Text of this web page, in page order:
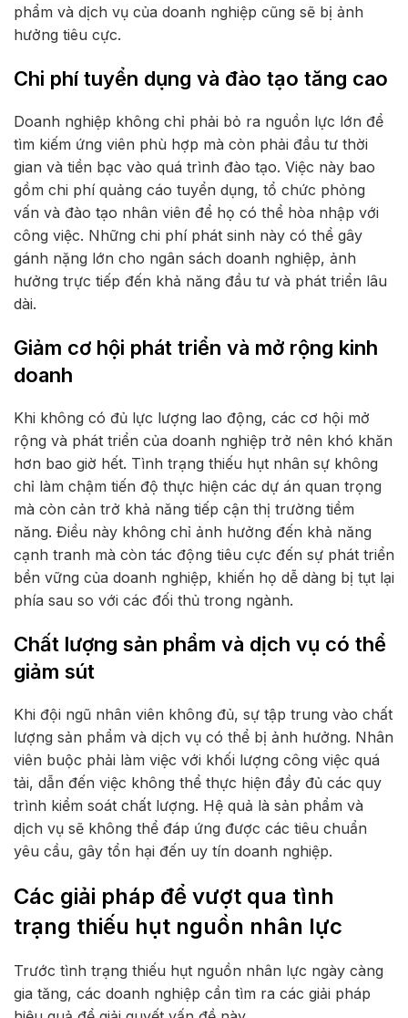
phẩm và dịch vụ của doanh nghiệp cũng sẽ bị ảnh
hưởng tiêu cực.
Chi phí tuyển dụng và đào tạo tăng cao
Doanh nghiệp không chỉ phải bỏ ra nguồn lực lớn để
tìm kiếm ứng viên phù hợp mà còn phải đầu tư thời
gian và tiền bạc vào quá trình đào tạo. Việc này bao
gồm chi phí quảng cáo tuyển dụng, tổ chức phỏng
vấn và đào tạo nhân viên để họ có thể hòa nhập với
công việc. Những chi phí phát sinh này có thể gây
gánh nặng lớn cho ngân sách doanh nghiệp, ảnh
hưởng trực tiếp đến khả năng đầu tư và phát triển lâu
dài.
Giảm cơ hội phát triển và mở rộng kinh
doanh
Khi không có đủ lực lượng lao động, các cơ hội mở
rộng và phát triển của doanh nghiệp trở nên khó khăn
hơn bao giờ hết. Tình trạng thiếu hụt nhân sự không
chỉ làm chậm tiến độ thực hiện các dự án quan trọng
mà còn cản trở khả năng tiếp cận thị trường tiềm
năng. Điều này không chỉ ảnh hưởng đến khả năng
cạnh tranh mà còn tác động tiêu cực đến sự phát triển
bền vững của doanh nghiệp, khiến họ dễ dàng bị tụt lại
phía sau so với các đối thủ trong ngành.
Chất lượng sản phẩm và dịch vụ có thể
giảm sút
Khi đội ngũ nhân viên không đủ, sự tập trung vào chất
lượng sản phẩm và dịch vụ có thể bị ảnh hưởng. Nhân
viên buộc phải làm việc với khối lượng công việc quá
tải, dẫn đến việc không thể thực hiện đầy đủ các quy
trình kiểm soát chất lượng. Hệ quả là sản phẩm và
dịch vụ sẽ không thể đáp ứng được các tiêu chuẩn
yêu cầu, gây tổn hại đến uy tín doanh nghiệp.
Các giải pháp để vượt qua tình
trạng thiếu hụt nguồn nhân lực
Trước tình trạng thiếu hụt nguồn nhân lực ngày càng
gia tăng, các doanh nghiệp cần tìm ra các giải pháp